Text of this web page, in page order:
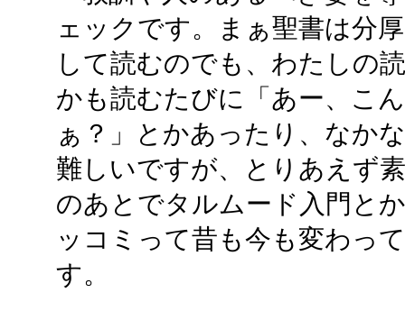
ェックです。まぁ聖書は分
して読むのでも、わたしの
かも読むたびに「あー、こ
ぁ？」とかあったり、なか
難しいですが、とりあえず
のあとでタルムード入門と
ッコミって昔も今も変わっ
す。